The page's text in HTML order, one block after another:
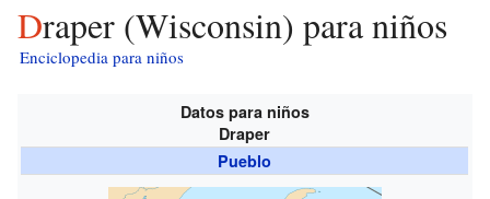
Draper (Wisconsin) para niños
Enciclopedia para niños
Datos para niños
Draper
Pueblo